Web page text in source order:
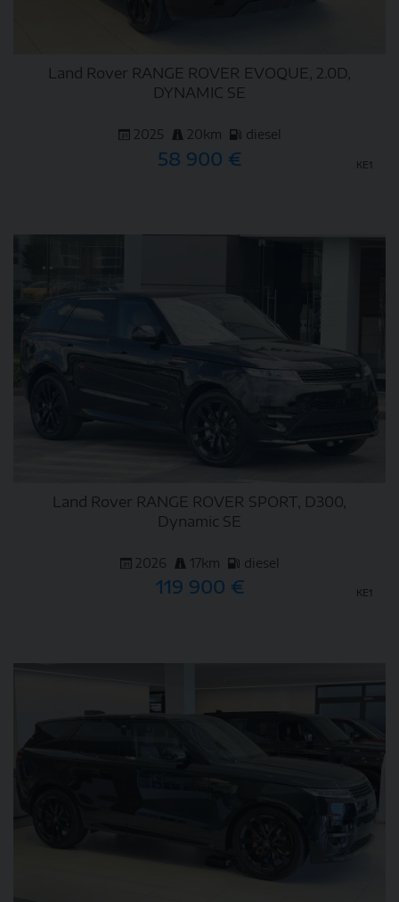
Land Rover RANGE ROVER EVOQUE, 2.0D,
DYNAMIC SE
2025 20km diesel
58 900 € KE1
Land Rover RANGE ROVER SPORT, D300,
Dynamic SE
2026 17km diesel
119 900 € KE1